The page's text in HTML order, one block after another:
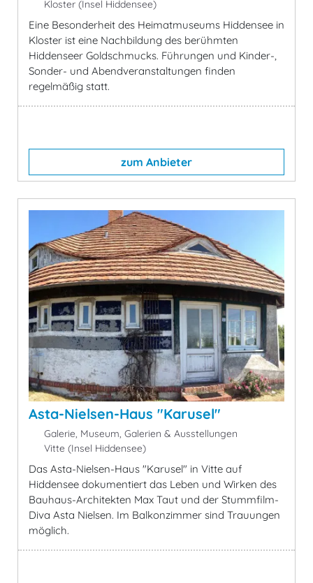
Kloster (Insel Hiddensee)
Eine Besonderheit des Heimatmuseums Hiddensee in
Kloster ist eine Nachbildung des berühmten
Hiddenseer Goldschmucks. Führungen und Kinder-,
Sonder- und Abendveranstaltungen finden
regelmäßig statt.
zum Anbieter
Asta-Nielsen-Haus "Karusel"
Galerie, Museum, Galerien & Ausstellungen
Vitte (Insel Hiddensee)
Das Asta-Nielsen-Haus "Karusel" in Vitte auf
Hiddensee dokumentiert das Leben und Wirken des
Bauhaus-Architekten Max Taut und der Stummfilm-
Diva Asta Nielsen. Im Balkonzimmer sind Trauungen
möglich.